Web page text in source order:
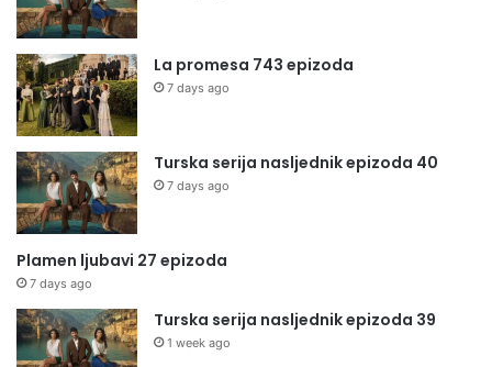
La promesa 743 epizoda
7 days ago
Turska serija nasljednik epizoda 40
7 days ago
Plamen ljubavi 27 epizoda
7 days ago
Turska serija nasljednik epizoda 39
1 week ago